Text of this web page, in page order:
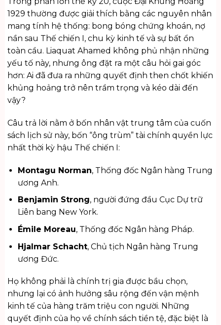
1929 thường được giải thích bằng các nguyên nhân
mang tính hệ thống: bong bóng chứng khoán, nợ
nần sau Thế chiến I, chu kỳ kinh tế và sự bất ổn
toàn cầu. Liaquat Ahamed không phủ nhận những
yếu tố này, nhưng ông đặt ra một câu hỏi gai góc
hơn: Ai đã đưa ra những quyết định then chốt khiến
khủng hoảng trở nên trầm trọng và kéo dài đến
vậy?
Câu trả lời nằm ở bốn nhân vật trung tâm của cuốn
sách lịch sửnày, bốn “ông trùm” tài chính quyền lực
nhất thời kỳ hậu Thế chiến I:
Montagu Norman, Thống đốc Ngân hàng Trung
ương Anh.
Benjamin Strong, người đứng đầu Cục Dự trữ
Liên bang New York.
Émile Moreau, Thống đốc Ngân hàng Pháp.
Hjalmar Schacht, Chủ tịch Ngân hàng Trung
ương Đức.
Họ không phải là chính trị gia được bầu chọn,
nhưng lại có ảnh hưởng sâu rộng đến vận mệnh
kinh tế của hàng trăm triệu con người. Những
quyết định của họ về chính sách tiền tệ, đặc biệt là